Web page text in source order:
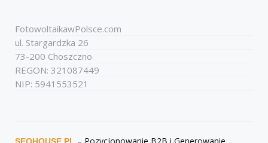
FotowoltaikawPolsce.com
ul. Stargardzka 26
73-200 Choszczno
REGON: 321087449
NIP: 5941553521